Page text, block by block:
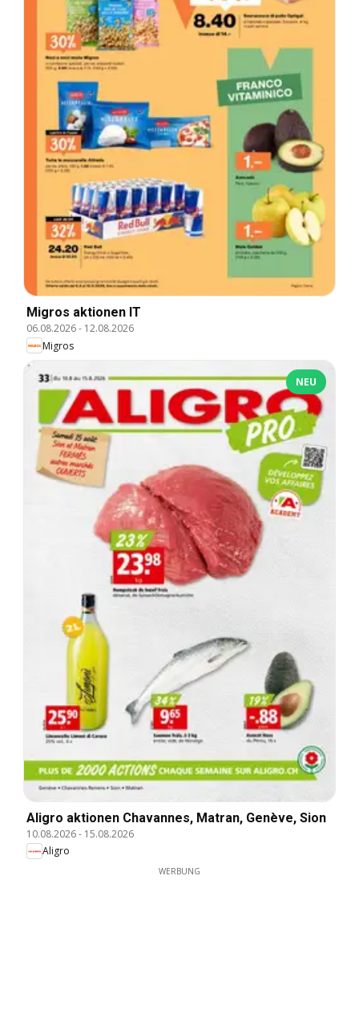
Migros aktionen IT
06.08.2026- 12.08.2026
Migros
NEU
Aligro aktionen Chavannes, Matran, Genève, Sion
10.08.2026- 15.08.2026
Aligro
WERBUNG